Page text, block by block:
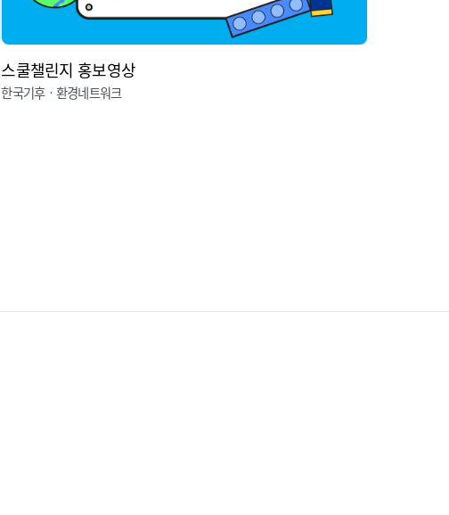
스쿨챌린지 홍보영상
한국기후ㆍ환경네트워크